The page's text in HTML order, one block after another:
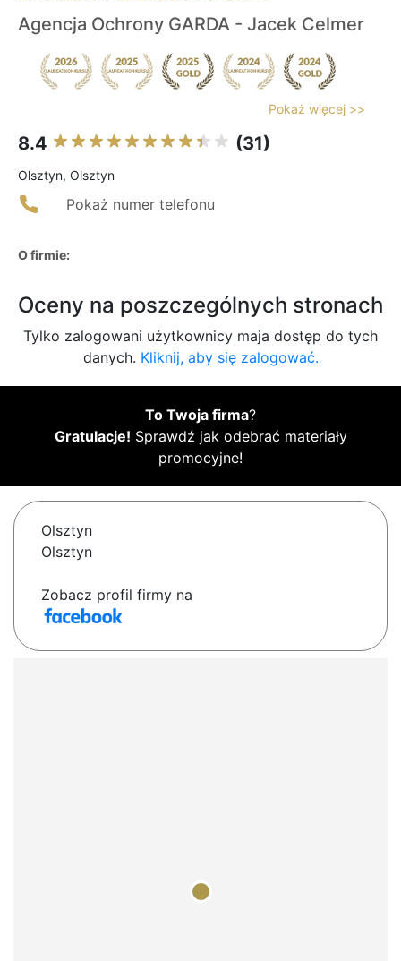
Agencja Ochrony GARDA - Jacek Celmer
Pokaż więcej >>
8.4 (31)
Olsztyn, Olsztyn
Pokaż numer telefonu
O firmie:
Oceny na poszczególnych stronach
Tylko zalogowani użytkownicy maja dostęp do tych
danych. Kliknij, aby się zalogować.
To Twoja firma?
Gratulacje! Sprawdź jak odebrać materiały
promocyjne!
Olsztyn
Olsztyn
Zobacz profil firmy na